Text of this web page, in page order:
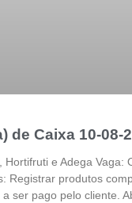
de Caixa 10-08-
Hortifruti e Adega Vaga:
Registrar produtos
ser pago pelo cliente.